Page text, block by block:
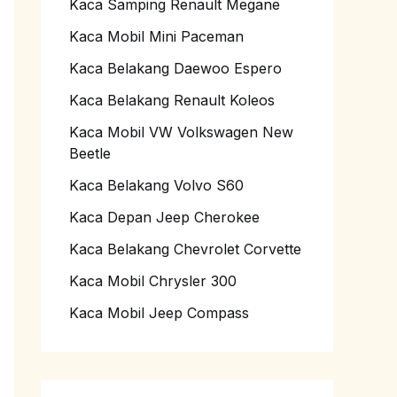
Kaca Samping Renault Megane
Kaca Mobil Mini Paceman
Kaca Belakang Daewoo Espero
Kaca Belakang Renault Koleos
Kaca Mobil VW Volkswagen New
Beetle
Kaca Belakang Volvo S60
Kaca Depan Jeep Cherokee
Kaca Belakang Chevrolet Corvette
Kaca Mobil Chrysler 300
Kaca Mobil Jeep Compass